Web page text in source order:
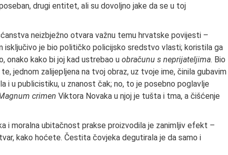
drugi entitet, ali su dovoljno jake da se u toj
neizbježno otvara važnu temu hrvatske povijesti –
isključivo je bio političko policijsko sredstvo vlasti; koristila ga
ona­ko kako bi joj kad ustrebao u obračunu s ne­prijateljima. Bio
jednom zalijepljena na tvoj obraz, uz tvoje ime, činila gubavim
i u publicistiku, u znanost čak; no, to je posebno poglavlje
crimen Viktora Novaka u njoj je tušta i tma, a čišćenje
i moralna ubitačnost prakse proizvo­dila je zanimljiv efekt –
kako hoćete. Čestita čovjeka degutirala je da samo i